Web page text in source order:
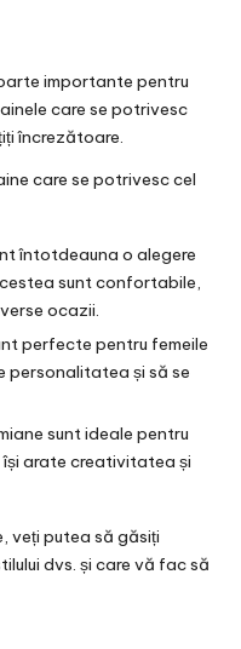
importante pentru
care se potrivesc
încrezătoare.
care se potrivesc cel
întotdeauna o alegere
sunt confortabile,
ocazii.
perfecte pentru femeile
personalitatea și să se
sunt ideale pentru
își arate creativitatea și
veți putea să găsiți
dvs. și care vă fac să